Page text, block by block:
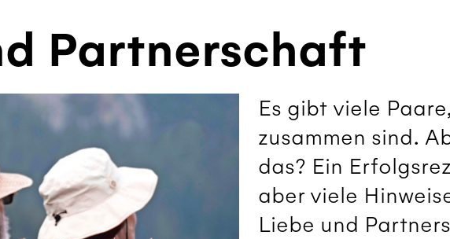
Partnerschaft
Es gibt viele
zusammen sind.
das? Ein
aber viele
Liebe und